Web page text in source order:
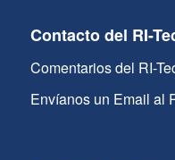
Contacto del RI-
Comentarios del RI-
Envíanos un Email al